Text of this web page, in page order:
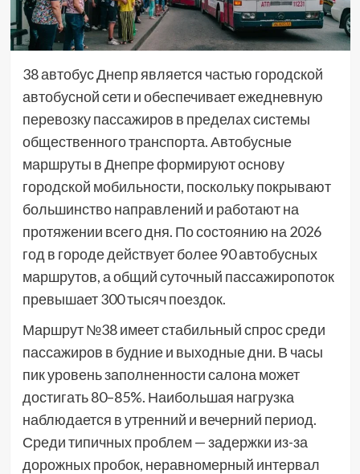
38 автобус Днепр является частью городской
автобусной сети и обеспечивает ежедневную
перевозку пассажиров в пределах системы
общественного транспорта. Автобусные
маршруты в Днепре формируют основу
городской мобильности, поскольку покрывают
большинство направлений и работают на
протяжении всего дня. По состоянию на 2026
год в городе действует более 90 автобусных
маршрутов, а общий суточный пассажиропоток
превышает 300 тысяч поездок.
Маршрут №38 имеет стабильный спрос среди
пассажиров в будние и выходные дни. В часы
пик уровень заполненности салона может
достигать 80–85%. Наибольшая нагрузка
наблюдается в утренний и вечерний период.
Среди типичных проблем — задержки из-за
дорожных пробок, неравномерный интервал